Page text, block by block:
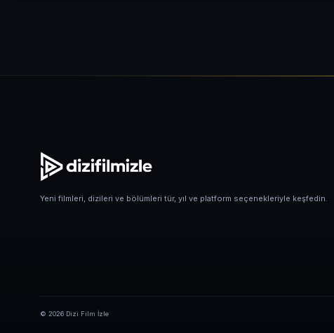
Yeni filmleri, dizileri ve bölümleri tür, yıl ve platform seçenekleriyle keşfedin.
© 2026 Dizi Film İzle